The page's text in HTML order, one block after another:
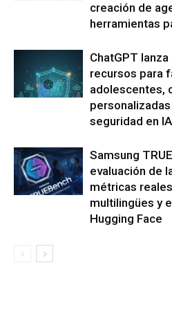
creación de
herramientas
ChatGPT
recursos para
adolescentes,
seguridad en IA
Samsung
evaluación de
métricas
multilingües y
Hugging Face